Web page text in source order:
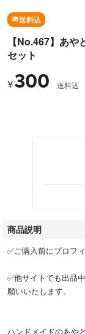
送料込
【No.467】あ
セット
¥300 送料込
商品説明
✅ご購入前にプロフ
✅他サイトでも出品
願いいたします。
ハンドメイドのあや